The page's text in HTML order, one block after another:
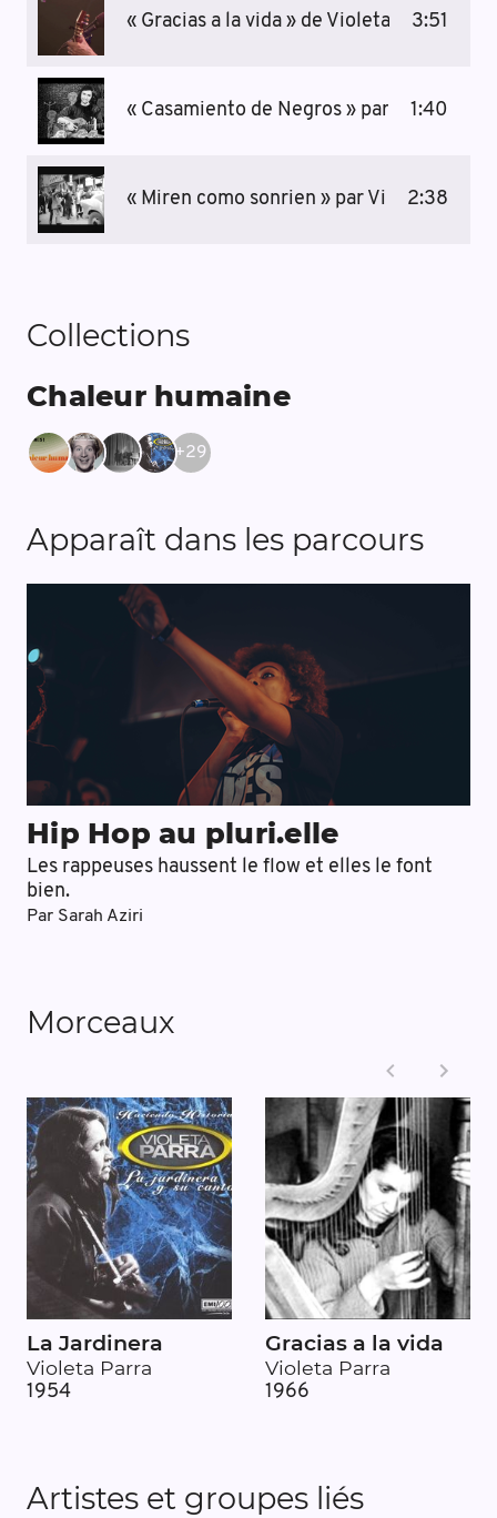
« Gracias a la vida » de Violeta Parra par
3:51
« Casamiento de Negros » par Violeta
1:40
« Miren como sonrien » par Violeta Parra,
2:38
Collections
Chaleur humaine
+29
Apparaît dans les parcours
Hip Hop au pluri.elle
Les rappeuses haussent le flow et elles le font
bien.
Par Sarah Aziri
Morceaux
La Jardinera
Violeta Parra
1954
Gracias a la vida
Violeta Parra
1966
Artistes et groupes liés